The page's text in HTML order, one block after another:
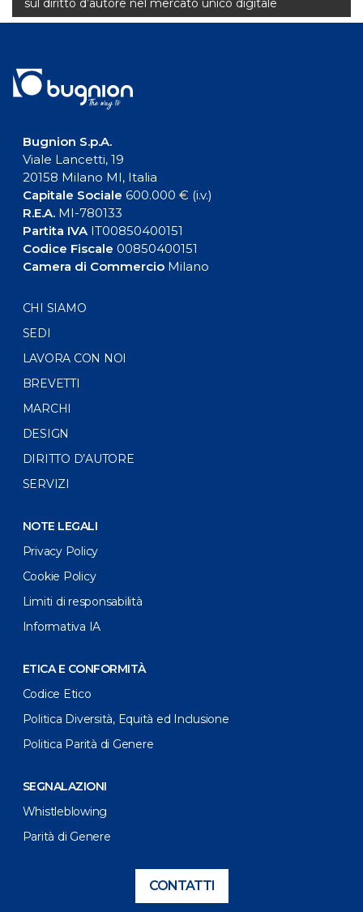
sul diritto d’autore nel mercato unico digitale
Bugnion S.p.A.
Viale Lancetti, 19
20158 Milano MI, Italia
Capitale Sociale 600.000 € (i.v.)
R.E.A.MI-780133
Partita IVAIT00850400151
Codice Fiscale 00850400151
Camera di CommercioMilano
CHI SIAMO
SEDI
LAVORA CON NOI
BREVETTI
MARCHI
DESIGN
DIRITTO D’AUTORE
SERVIZI
NOTE LEGALI
Privacy Policy
Cookie Policy
Limiti di responsabilità
Informativa IA
ETICA E CONFORMITÀ
Codice Etico
Politica Diversità, Equità ed Inclusione
Politica Parità di Genere
SEGNALAZIONI
Whistleblowing
Parità di Genere
CONTATTI